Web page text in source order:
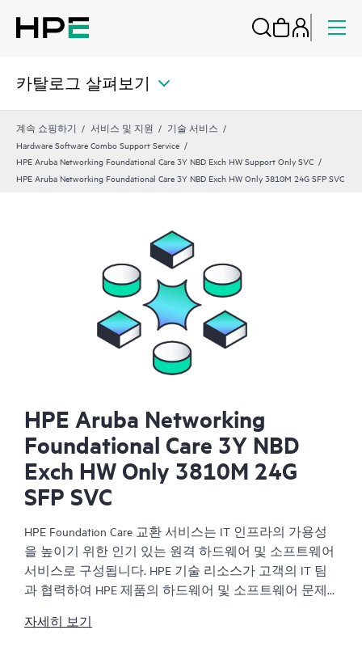
카탈로그 살펴보기
계속 쇼핑하기 서비스 및 지원
기술 서비스
Hardware Software Combo Support Service
HPE Aruba Networking Foundational Care 3Y NBD Exch HW Support Only SVC
HPE Aruba Networking Foundational Care 3Y NBD Exch HW Only 3810M 24G SFP SVC
HPE Aruba Networking
Foundational Care 3Y NBD
Exch HW Only 3810M 24G
SFP SVC
HPE Foundation Care 교환 서비스는 IT 인프라의 가용성
을 높이기 위한 인기 있는 원격 하드웨어 및 소프트웨어
서비스로 구성됩니다. HPE 기술 리소스가 고객의 IT 팀
과 협력하여 HPE 제품의 하드웨어 및 소프트웨어 문제
자세히 보기